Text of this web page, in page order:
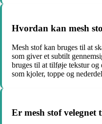
Hvordan kan mesh
Mesh stof kan bruges til at
som giver et subtilt
bruges til at tilføje tekstur
som kjoler, toppe og
Er mesh stof velegnet